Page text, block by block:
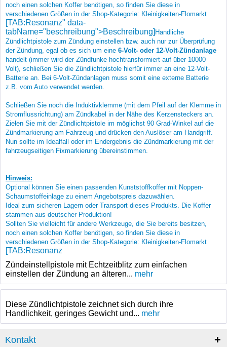
noch einen solchen Koffer benötigen, so finden Sie diese in
verschiedenen Größen in der Shop-Kategorie: Kleinigkeiten-Flomarkt
[TAB:Resonanz" data-
tabName="beschreibung">Beschreibung] Handliche
Zündlichtpistole zum Zündung einstellen bzw. auch nur zur Überprüfung
der Zündung, egal ob es sich um eine 6-Volt- oder 12-Volt-Zündanlage
handelt (immer wird der Zündfunke hochtransformiert auf über 10000
Volt), schließen Sie die Zündlichtpistole hierfür immer an eine 12-Volt-
Batterie an. Bei 6-Volt-Zündanlagen muss somit eine externe Batterie
z.B. vom Auto verwendet werden.
Schließen Sie noch die Induktivklemme (mit dem Pfeil auf der Klemme in
Stromflussrichtung) am Zündkabel in der Nähe des Kerzensteckers an.
Zielen Sie mit der Zündlichtpistole im möglichst 90 Grad-Winkel auf die
Zündmarkierung am Fahrzeug und drücken den Auslöser am Handgriff.
Nun sollte im Idealfall oder im Endergebnis die Zündmarkierung mit der
fahrzeugseitigen Fixmarkierung übereinstimmen.
Hinweis:
Optional können Sie einen passenden Kunststoffkoffer mit Noppen-
Schaumstoffeinlage zu einem Angebotspreis dazuwählen.
Ideal zum sicheren Lagern oder Transport dieses Produkts. Die Koffer
stammen aus deutscher Produktion!
Sollten Sie vielleicht für andere Werkzeuge, die Sie bereits besitzen,
noch einen solchen Koffer benötigen, so finden Sie diese in
verschiedenen Größen in der Shop-Kategorie: Kleinigkeiten-Flomarkt
[TAB:Resonanz
Zündeinstellpistole mit Echtzeitblitz zum einfachen
einstellen der Zündung an älteren... mehr
Diese Zündlichtpistole zeichnet sich durch ihre
Handlichkeit, geringes Gewicht und... mehr
Kontakt